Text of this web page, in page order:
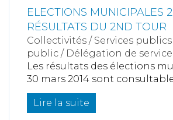
ELECTIONS MUNICIPALES
RÉSULTATS DU 2ND TOUR
Collectivités / Services publics
public / Délégation de
Les résultats des élections
30 mars 2014 sont
Lire la suite